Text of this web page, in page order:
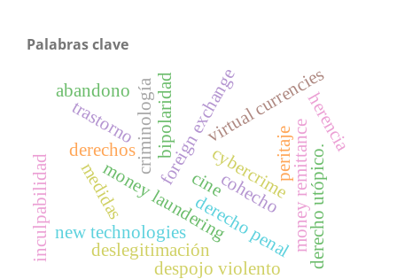
Palabras clave
cine
criminología
derecho penal
money launderingcybercrime
foreign exchange money remittance
new technologies
virtual currencies
trastorno bipolaridad
derechos peritaje
inculpabilidad medidas
herencia
abandono
despojo violento derecho utópico.
cohecho
deslegitimación